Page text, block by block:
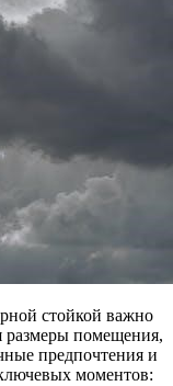
стойкой важно
размеры помещения,
предпочтения и
моментов: